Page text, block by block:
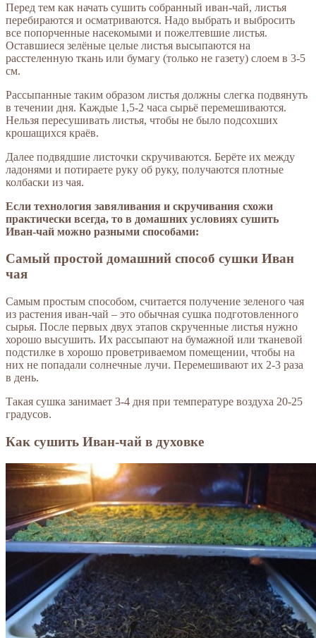
Перед тем как начать сушить собранный иван-чай, листья
перебираются и осматриваются. Надо выбрать и выбросить
все попорченные насекомыми и пожелтевшие листья.
Оставшиеся зелёные целые листья высыпаются на
расстеленную ткань или бумагу (только не газету) слоем в 3-5
см.
Рассыпанные таким образом листья должны слегка подвянуть
в течении дня. Каждые 1,5-2 часа сырьё перемешиваются.
Нельзя пересушивать листья, чтобы не было подсохших
крошащихся краёв.
Далее подвядшие листочки скручиваются. Берёте их между
ладонями и потираете руку об руку, получаются плотные
колбаски из чая.
Если технология завяливания и скручивания схожи
практически всегда, то в домашних условиях сушить
Иван-чай можно разными способами:
Самый простой домашний способ сушки Иван
чая
Самым простым способом, считается получение зеленого чая
из растения иван-чай – это обычная сушка подготовленного
сырья. После первых двух этапов скрученные листья нужно
хорошо высушить. Их рассыпают на бумажной или тканевой
подстилке в хорошо проветриваемом помещении, чтобы на
них не попадали солнечные лучи. Перемешивают их 2-3 раза
в день.
Такая сушка занимает 3-4 дня при температуре воздуха 20-25
градусов.
Как сушить Иван-чай в духовке